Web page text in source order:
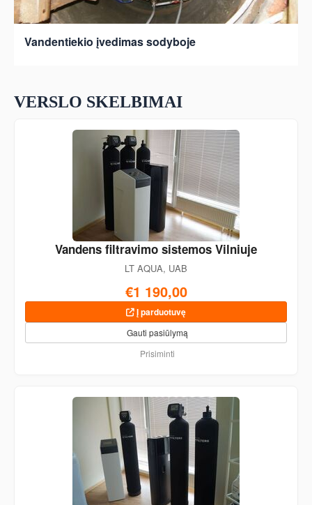
Vandentiekio įvedimas sodyboje
VERSLO SKELBIMAI
Vandens filtravimo sistemos Vilniuje
LT AQUA, UAB
€1 190,00
Į parduotuvę
Gauti pasiūlymą
Prisiminti